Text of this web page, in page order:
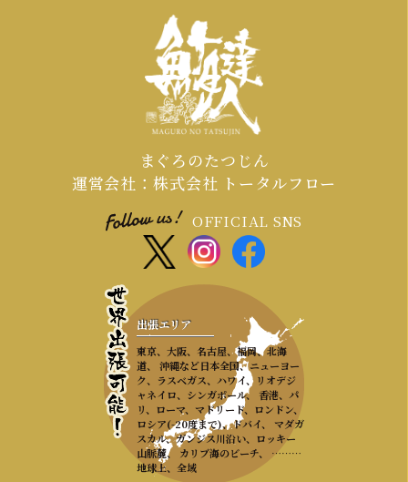
われるような特別な体験を提供しま
実績を持つ私たちが、会場となるホテ
ルや式場との連携も含め、スムーズな準
備をサポートいたしますのでご安心く
まぐろのたつじん
運営会社：株式会社 トータルフロー
OFFICIAL SNS
出張エリア
東京、大阪、名古屋、福岡、北海
道、 沖縄など日本全国、ニューヨー
ク、ラスベガス、ハワイ、リオデジ
ャネイロ、シンガポール、 香港、パ
リ、ローマ、マドリード、ロンドン、
ロシア(-20度まで)、ドバイ、 マダガ
スカル、ガンジス川沿い、ロッキー
山脈麓、 カリブ海のビーチ、 ………
地球上、全域